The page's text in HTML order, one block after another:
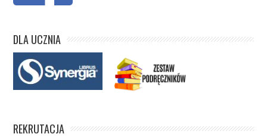
DLA UCZNIA
REKRUTACJA